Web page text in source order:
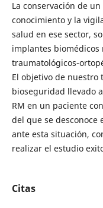
La conservación de
conocimiento y la
salud en ese sector,
implantes biomédicos
traumatológicos-
El objetivo de
bioseguridad llevado
RM en un paciente
del que se desconoce
ante esta situación,
realizar el estudio
Citas